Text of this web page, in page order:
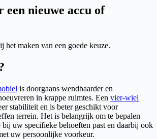
een nieuwe accu of
het maken van een goede keuze.
is doorgaans wendbaarder en
in krappe ruimtes. Een vier-wiel
stabiliteit en is beter geschikt voor
terrein. Het is belangrijk om te bepalen
bij uw specifieke behoeften past en daarbij ook
uw persoonlijke voorkeur.